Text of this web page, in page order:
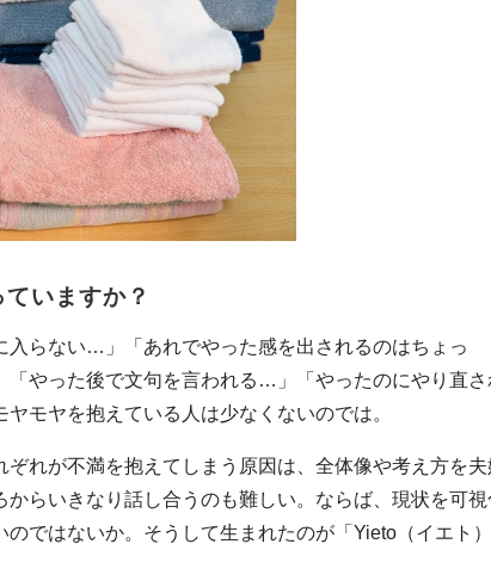
いますか？
らない…」「あれでやった感を出されるのはちょっ
やった後で文句を言われる…」「やったのにやり直さ
モヤを抱えている人は少なくないのでは。
れが不満を抱えてしまう原因は、全体像や考え方を夫
らいきなり話し合うのも難しい。ならば、現状を可視
ではないか。そうして生まれたのが「Yieto（イエト）